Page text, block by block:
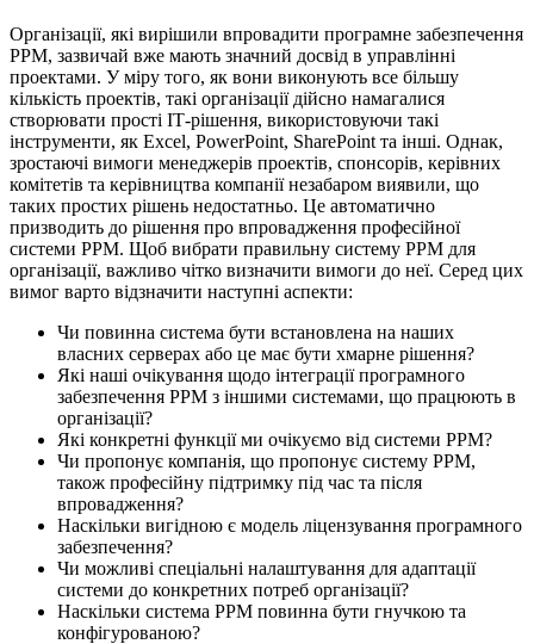
Організації, які вирішили впровадити програмне забезпечення
PPM, зазвичай вже мають значний досвід в управлінні
проектами. У міру того, як вони виконують все більшу
кількість проектів, такі організації дійсно намагалися
створювати прості ІТ-рішення, використовуючи такі
інструменти, як Excel, PowerPoint, SharePoint та інші. Однак,
зростаючі вимоги менеджерів проектів, спонсорів, керівних
комітетів та керівництва компанії незабаром виявили, що
таких простих рішень недостатньо. Це автоматично
призводить до рішення про впровадження професійної
системи PPM. Щоб вибрати правильну систему PPM для
організації, важливо чітко визначити вимоги до неї. Серед цих
вимог варто відзначити наступні аспекти:
Чи повинна система бути встановлена на наших
власних серверах або це має бути хмарне рішення?
Які наші очікування щодо інтеграції програмного
забезпечення PPM з іншими системами, що працюють в
організації?
Які конкретні функції ми очікуємо від системи PPM?
Чи пропонує компанія, що пропонує систему PPM,
також професійну підтримку під час та після
впровадження?
Наскільки вигідною є модель ліцензування програмного
забезпечення?
Чи можливі спеціальні налаштування для адаптації
системи до конкретних потреб організації?
Наскільки система PPM повинна бути гнучкою та
конфігурованою?